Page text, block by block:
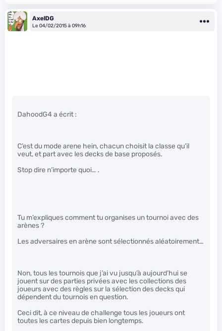
AxelDG
Le 04/02/2015 à 09h16
DahoodG4 a écrit :
C’est du mode arene hein, chacun choisit la classe qu’il
veut, et part avec les decks de base proposés.
Stop dire n’importe quoi… .
Tu m’expliques comment tu organises un tournoi avec des
arènes ?
Les adversaires en arène sont sélectionnés aléatoirement…
Non, tous les tournois que j’ai vu jusqu’à aujourd’hui se
jouent sur des parties privées avec les collections des
joueurs avec des règles sur la sélection des decks qui
dépendent du tournois en question.
Ceci dit, à ce niveau de challenge tous les joueurs ont
toutes les cartes depuis bien longtemps.